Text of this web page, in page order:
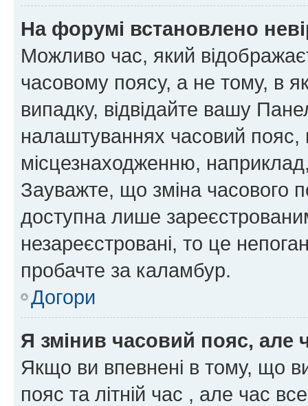
На форумі встановлено
Можливо час, який
часовому поясу, а не тому, в
випадку, відвідайте вашу
налаштуваннях часовий пояс,
місцезнаходженню,
Зауважте, що зміна часового
доступна лише
незареєстровані, то це
пробачте за каламбур.
Догори
Я змінив часовий пояс, але
Якщо ви впевнені в тому, що
пояс та літній час , але час